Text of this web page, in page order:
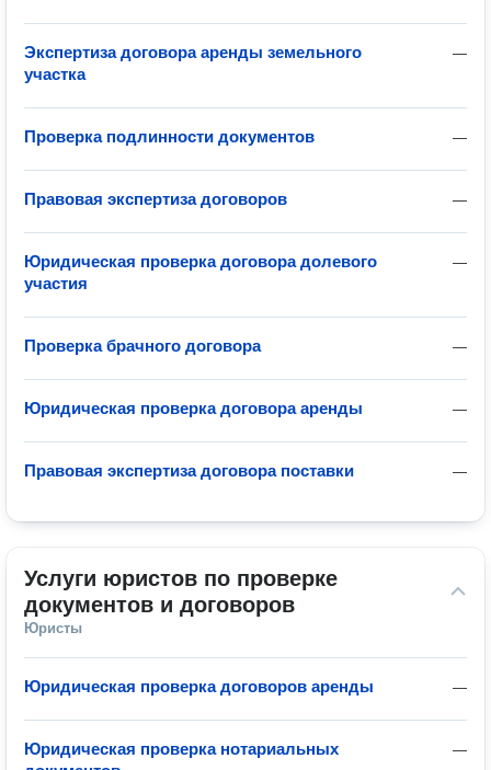
—
Экспертиза договора аренды земельного
участка
—
Проверка подлинности документов
—
Правовая экспертиза договоров
—
Юридическая проверка договора долевого
участия
—
Проверка брачного договора
—
Юридическая проверка договора аренды
—
Правовая экспертиза договора поставки
Услуги юристов по проверке
документов и договоров
Юристы
—
Юридическая проверка договоров аренды
—
Юридическая проверка нотариальных